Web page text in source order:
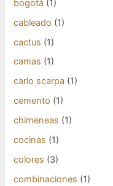
bogotá (1)
cableado (1)
cactus (1)
camas (1)
carlo scarpa (1)
cemento (1)
chimeneas (1)
cocinas (1)
colores (3)
combinaciones (1)